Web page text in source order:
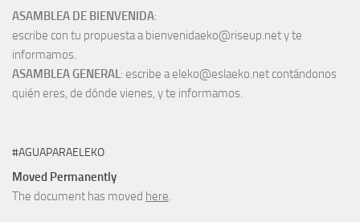
ASAMBLEA DE BIENVENIDA:
escribe con tu propuesta a bienvenidaeko@riseup.net y te
informamos.
ASAMBLEA GENERAL: escribe a eleko@eslaeko.net contándonos
quién eres, de dónde vienes, y te informamos.
#AGUAPARAELEKO
Moved Permanently
The document has moved here.